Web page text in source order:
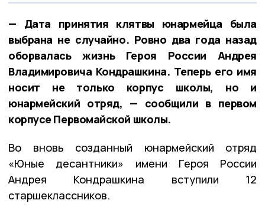
— Дата принятия клятвы юнармейца была
выбрана не случайно. Ровно два года назад
оборвалась жизнь Героя России Андрея
Владимировича Кондрашкина. Теперь его имя
носит не только корпус школы, но и
юнармейский отряд, — сообщили в первом
корпусе Первомайской школы.
Во вновь созданный юнармейский отряд
«Юные десантники» имени Героя России
Андрея Кондрашкина вступили 12
старшеклассников.